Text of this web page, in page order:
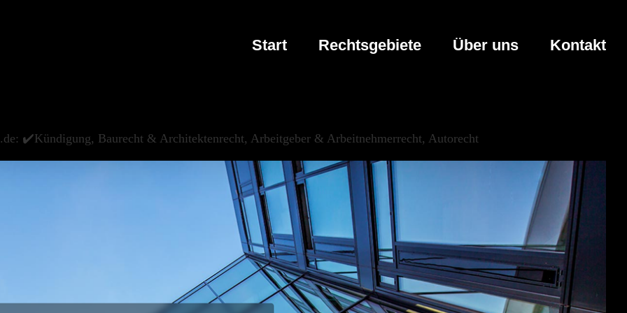
Start Rechtsgebiete Über uns Kontakt
✔️Kündigung, Baurecht & Architektenrecht, Arbeitgeber & Arbeitnehmerrecht, Autorecht